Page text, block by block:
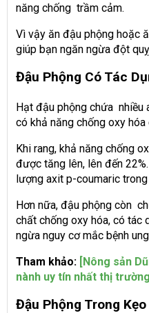
năng chống trầm cảm.
Vì vậy ăn đậu phộng hoặc
giúp bạn ngăn ngừa đột
Đậu Phộng Có Tác
Hạt đậu phộng chứa
có khả năng chống oxy hóa
Khi rang, khả năng chống
được tăng lên, lên đến
lượng axit p-coumaric
Hơn nữa, đậu phộng còn
chất chống oxy hóa, có tác
ngừa nguy cơ mắc bệnh
Tham khảo: [Nông sản
nành uy tín nhất thị trường
Đậu Phộng Trong